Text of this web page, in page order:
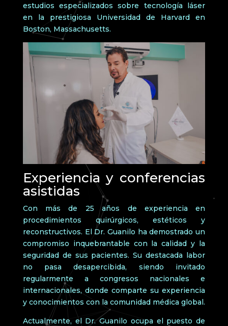
estudios especializados sobre tecnología láser
en la prestigiosa Universidad de Harvard en
Boston, Massachusetts.
Experiencia y conferencias
asistidas
Con más de 25 años de experiencia en
procedimientos quirúrgicos, estéticos y
reconstructivos. El Dr. Guanilo ha demostrado un
compromiso inquebrantable con la calidad y la
seguridad de sus pacientes. Su destacada labor
no pasa desapercibida, siendo invitado
regularmente a congresos nacionales e
internacionales, donde comparte su experiencia
y conocimientos con la comunidad médica global.
Actualmente, el Dr. Guanilo ocupa el puesto de